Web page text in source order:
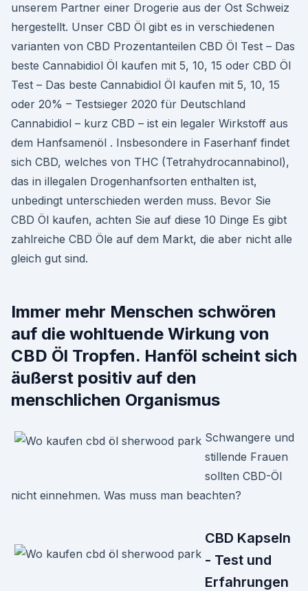
unserem Partner einer Drogerie aus der Ost Schweiz
hergestellt. Unser CBD Öl gibt es in verschiedenen
varianten von CBD Prozentanteilen CBD Öl Test – Das
beste Cannabidiol Öl kaufen mit 5, 10, 15 oder CBD Öl
Test – Das beste Cannabidiol Öl kaufen mit 5, 10, 15
oder 20% – Testsieger 2020 für Deutschland
Cannabidiol – kurz CBD – ist ein legaler Wirkstoff aus
dem Hanfsamenöl . Insbesondere in Faserhanf findet
sich CBD, welches von THC (Tetrahydrocannabinol),
das in illegalen Drogenhanfsorten enthalten ist,
unbedingt unterschieden werden muss. Bevor Sie
CBD Öl kaufen, achten Sie auf diese 10 Dinge Es gibt
zahlreiche CBD Öle auf dem Markt, die aber nicht alle
gleich gut sind.
Immer mehr Menschen schwören
auf die wohltuende Wirkung von
CBD Öl Tropfen. Hanföl scheint sich
äußerst positiv auf den
menschlichen Organismus
Schwangere und
stillende Frauen
sollten CBD-Öl
nicht einnehmen. Was muss man beachten?
CBD Kapseln
- Test und
Erfahrungen